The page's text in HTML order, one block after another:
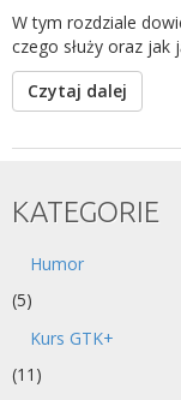
W tym rozdziale
czego służy oraz jak
Czytaj dalej
KATEGORIE
Humor
(5)
Kurs GTK+
(11)